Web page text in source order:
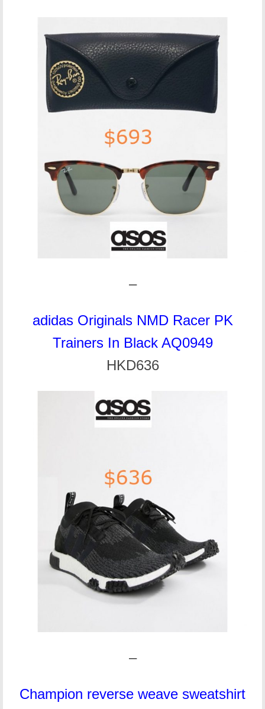
–
adidas Originals NMD Racer PK
Trainers In Black AQ0949
HKD636
–
Champion reverse weave sweatshirt